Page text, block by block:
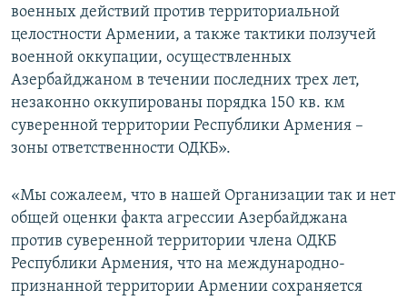
военных действий против территориальной
целостности Армении, а также тактики ползучей
военной оккупации, осуществленных
Азербайджаном в течении последних трех лет,
незаконно оккупированы порядка 150 кв. км
суверенной территории Республики Армения –
зоны ответственности ОДКБ».
«Мы сожалеем, что в нашей Организации так и нет
общей оценки факта агрессии Азербайджана
против суверенной территории члена ОДКБ
Республики Армения, что на международно-
признанной территории Армении сохраняется